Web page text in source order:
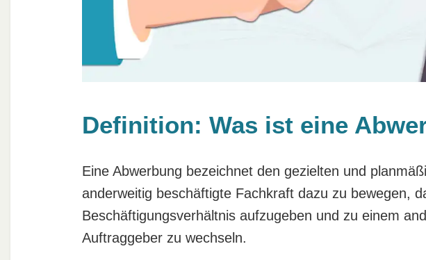
Definition: Was ist eine
Eine Abwerbung bezeichnet den gezielten und
anderweitig beschäftigte Fachkraft dazu zu bewegen,
Beschäftigungsverhältnis aufzugeben und zu einem
Auftraggeber zu wechseln.